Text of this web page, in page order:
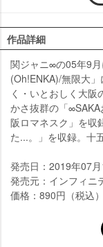
作品詳細
関ジャニ∞の05年9
(Oh!ENKA)/無限大
く・いとおしく大
かさ抜群の「
阪ロマネスク」を収
た...。」を収録。十
発売日：2019年07
発売元：インフィニ
価格：890円（税込）